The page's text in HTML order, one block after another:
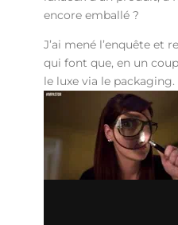
encore emballé ?
J’ai mené l’enquête et
qui font que, en un
le luxe via le packaging.